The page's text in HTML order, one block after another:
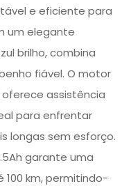
e eficiente para
um elegante
brilho, combina
fiável. O motor
oferece assistência
para enfrentar
longas sem esforço.
garante uma
km, permitindo-